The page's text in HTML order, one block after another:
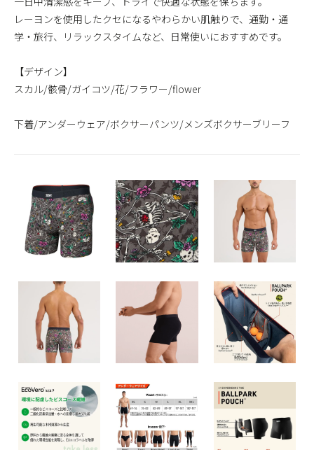
レーヨンを使用したクセになるやわらかい肌触りで、通勤・通
学・旅行、リラックスタイムなど、日常使いにおすすめです。
【デザイン】
スカル/骸骨/ガイコツ/花/フラワー/flower
下着/アンダーウェア/ボクサーパンツ/メンズボクサーブリーフ